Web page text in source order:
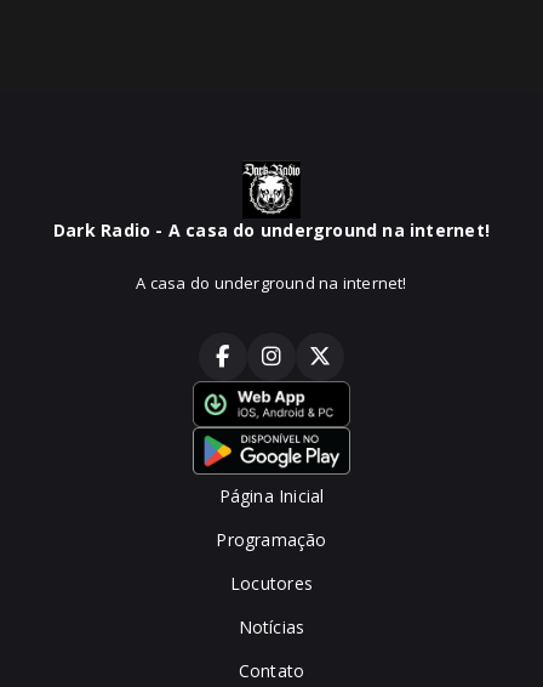
Dark Radio - A casa do underground na internet!
A casa do underground na internet!
Página Inicial
Programação
Locutores
Notícias
Contato